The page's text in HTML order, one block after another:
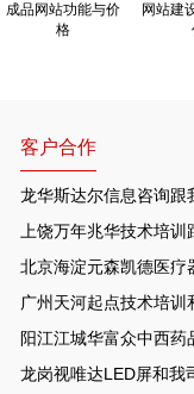
成品网站功能与价
格
网站建
客户合作
龙华斯达尔信息咨询跟
上饶万年兆华技术培训
北京海淀元森凯德医疗
广州天河起点技术培训
阳江江城华富众中西药
龙岗视唯达LED屏和我